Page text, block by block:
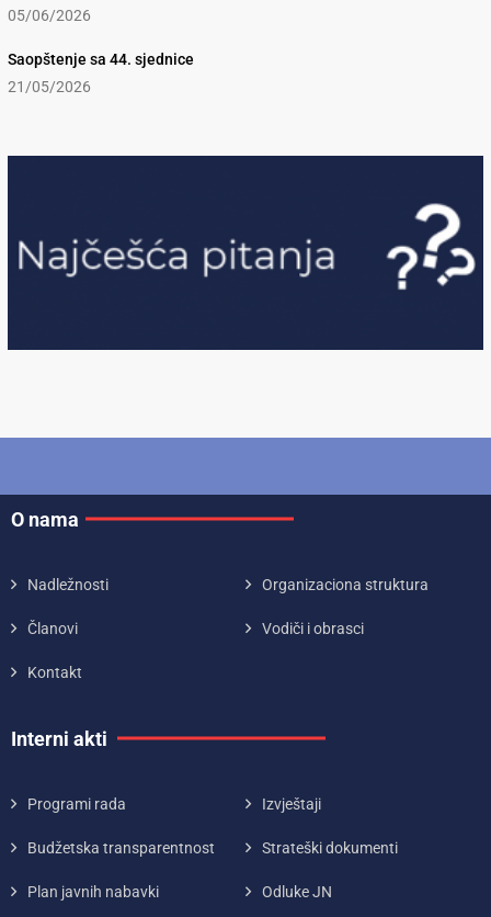
05/06/2026
Saopštenje sa 44. sjednice
21/05/2026
O nama
Nadležnosti Organizaciona struktura
Članovi Vodiči i obrasci
Kontakt
Interni akti
Programi rada Izvještaji
Budžetska transparentnost Strateški dokumenti
Plan javnih nabavki Odluke JN